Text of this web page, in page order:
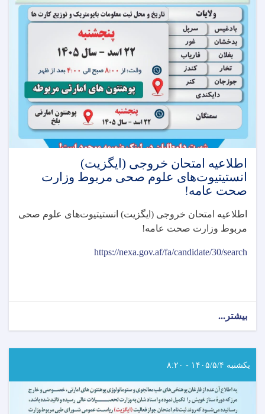
علوم
صحی
مربوط
وزارت
صحت
عامه!
اطلاعیه امتحان خروجی (ایگزیت)
انستیتیوت‌های علوم صحی مربوط وزارت
صحت عامه!
اطلاعیه امتحان خروجی (ایگزیت) انستیتیوت‌های علوم صحی
مربوط وزارت صحت عامه!
https://nexa.gov.af/fa/candidate/30/search
بیشتر...
خروجی
(ایگزیت)
علوم
صحی
مربوط
یکشنبه ۱۴۰۵/۵/۴ - ۸:۲۰